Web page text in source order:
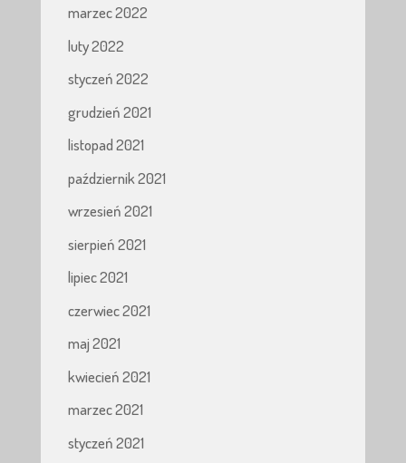
marzec 2022
luty 2022
styczeń 2022
grudzień 2021
listopad 2021
październik 2021
wrzesień 2021
sierpień 2021
lipiec 2021
czerwiec 2021
maj 2021
kwiecień 2021
marzec 2021
styczeń 2021